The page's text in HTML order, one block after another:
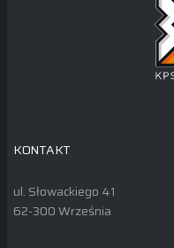
KONTAKT
ul. Słowackiego 41
62-300 Września